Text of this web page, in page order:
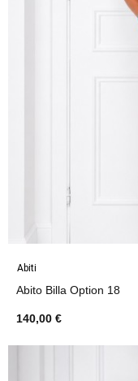
Abiti
Abito Billa Option 18
140,00 €